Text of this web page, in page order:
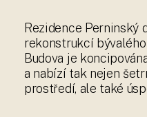
Rezidence Perninský
rekonstrukcí
Budova je
a nabízí tak nejen
prostředí, ale také